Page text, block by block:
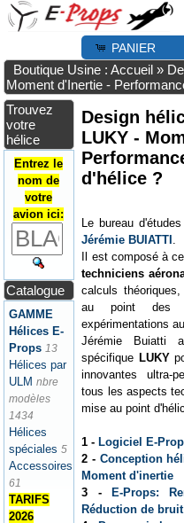
PANIER
Boutique Usine : Accueil »
Moment d'Inertie -
Trouvez
votre
hélice
Entrez le
nom de
votre
avion ici:
Catalogue
GAMME
Hélices E-
Props 13
Hélices par
ULM nbre
modèles
1434
Hélices
spéciales 5
Accessoires
61
TARIFS
2026
Design
LUKY -
d'hélice ?
Le bureau
Jérémie BUIATTI
Il est composé à
techniciens
calculs
au point des
expérimentations
Jérémie Buiatti
spécifique LUKY
innovantes ultra-
tous les aspects
mise au point
1 -Logiciel E-
2 - Conception
Moment d'inertie
3 - E-Props:
Réduction de bruit